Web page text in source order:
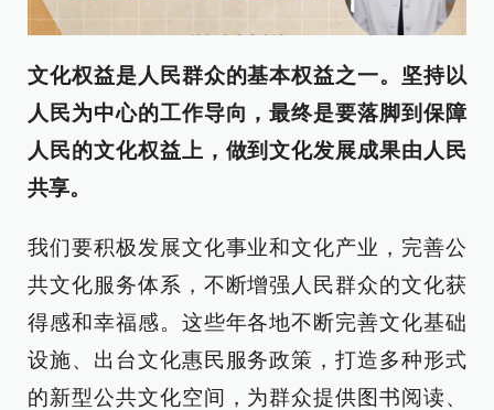
文化权益是人民群众的基本权益之一。坚持以
人民为中心的工作导向，最终是要落脚到保障
人民的文化权益上，做到文化发展成果由人民
共享。
我们要积极发展文化事业和文化产业，完善公
共文化服务体系，不断增强人民群众的文化获
得感和幸福感。这些年各地不断完善文化基础
设施、出台文化惠民服务政策，打造多种形式
的新型公共文化空间，为群众提供图书阅读、